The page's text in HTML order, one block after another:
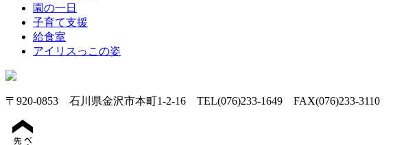
園の一日
子育て支援
給食室
アイリスっこの姿
〒920-0853 石川県金沢市本町1-2-16 TEL(076)233-1649 FAX(076)233-3110